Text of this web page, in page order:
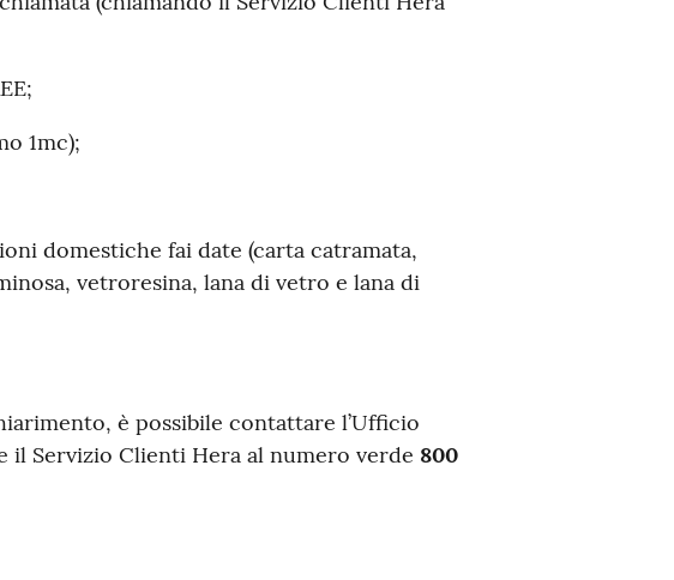
1mc);
domestiche fai date (carta catramata,
vetroresina, lana di vetro e lana di
è possibile contattare l’Ufficio
il Servizio Clienti Hera al numero verde 800